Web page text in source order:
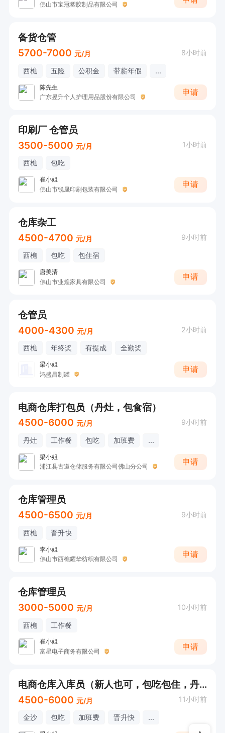
佛山市宝冠塑胶制品有限公司
备货仓管
5700-7000 元/月 8小时前
西樵 五险 公积金 带薪年假 ...
陈先生
广东昱升个人护理用品股份有限公司
申请
印刷厂 仓管员
3500-5000 元/月 1小时前
西樵 包吃
崔小姐
佛山市锐晟印刷包装有限公司
申请
仓库杂工
4500-4700 元/月 9小时前
西樵 包吃 包住宿
唐美清
佛山市业煌家具有限公司
申请
仓管员
4000-4300 元/月 2小时前
西樵 年终奖 有提成 全勤奖
梁小姐
鸿盛昌制罐
申请
电商仓库打包员（丹灶，包食宿）
4500-6000 元/月 9小时前
丹灶 工作餐 包吃 加班费 ...
梁小姐
浦江县古道仓储服务有限公司佛山分公司
申请
仓库管理员
4500-6500 元/月 9小时前
西樵 晋升快
李小姐
佛山市西樵耀华纺织有限公司
申请
仓库管理员
3000-5000 元/月 10小时前
西樵 工作餐
崔小姐
富星电子商务有限公司
申请
电商仓库入库员（新人也可，包吃包住，丹灶上班）
4500-6000 元/月 11小时前
金沙 包吃 加班费 晋升快 ...